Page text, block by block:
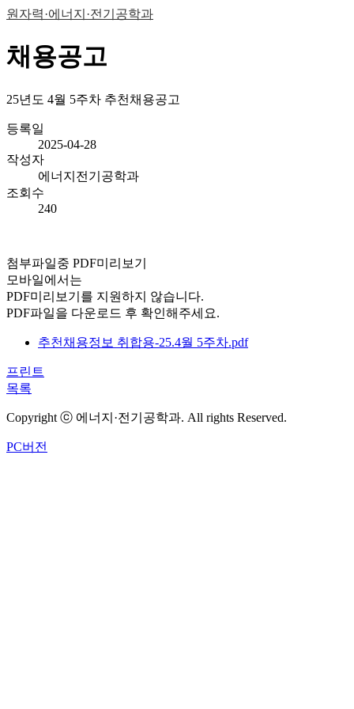
원자력·에너지·전기공학과
채용공고
25년도 4월 5주차 추천채용공고
등록일
2025-04-28
작성자
에너지전기공학과
조회수
240
첨부파일중 PDF미리보기
모바일에서는
PDF미리보기를 지원하지 않습니다.
PDF파일을 다운로드 후 확인해주세요.
추천채용정보 취합용-25.4월 5주차.pdf
프린트
목록
Copyright ⓒ 에너지·전기공학과. All rights Reserved.
PC버전